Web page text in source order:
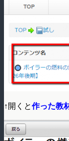
↑開くと作った教